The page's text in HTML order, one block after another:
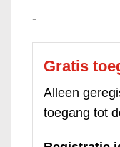
-
Gratis
Alleen
toegang tot